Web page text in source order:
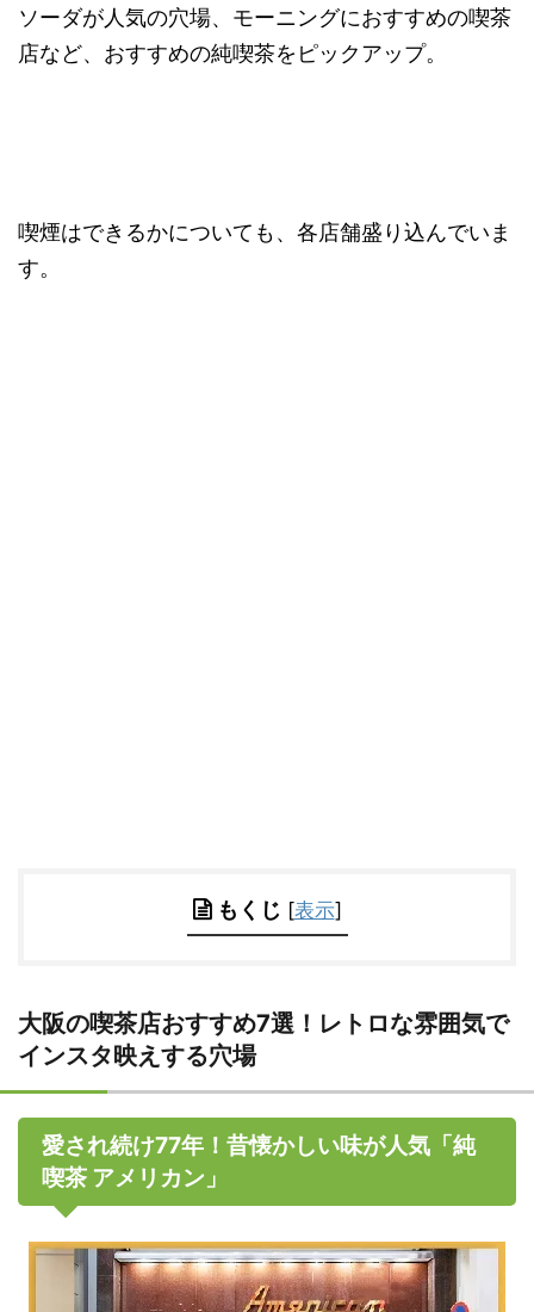
ソーダが人気の穴場、モーニングにおすすめの喫茶
店など、おすすめの純喫茶をピックアップ。
喫煙はできるかについても、各店舗盛り込んでいま
す。
もくじ [表示]
大阪の喫茶店おすすめ7選！レトロな雰囲気で
インスタ映えする穴場
愛され続け77年！昔懐かしい味が人気「純
喫茶 アメリカン」